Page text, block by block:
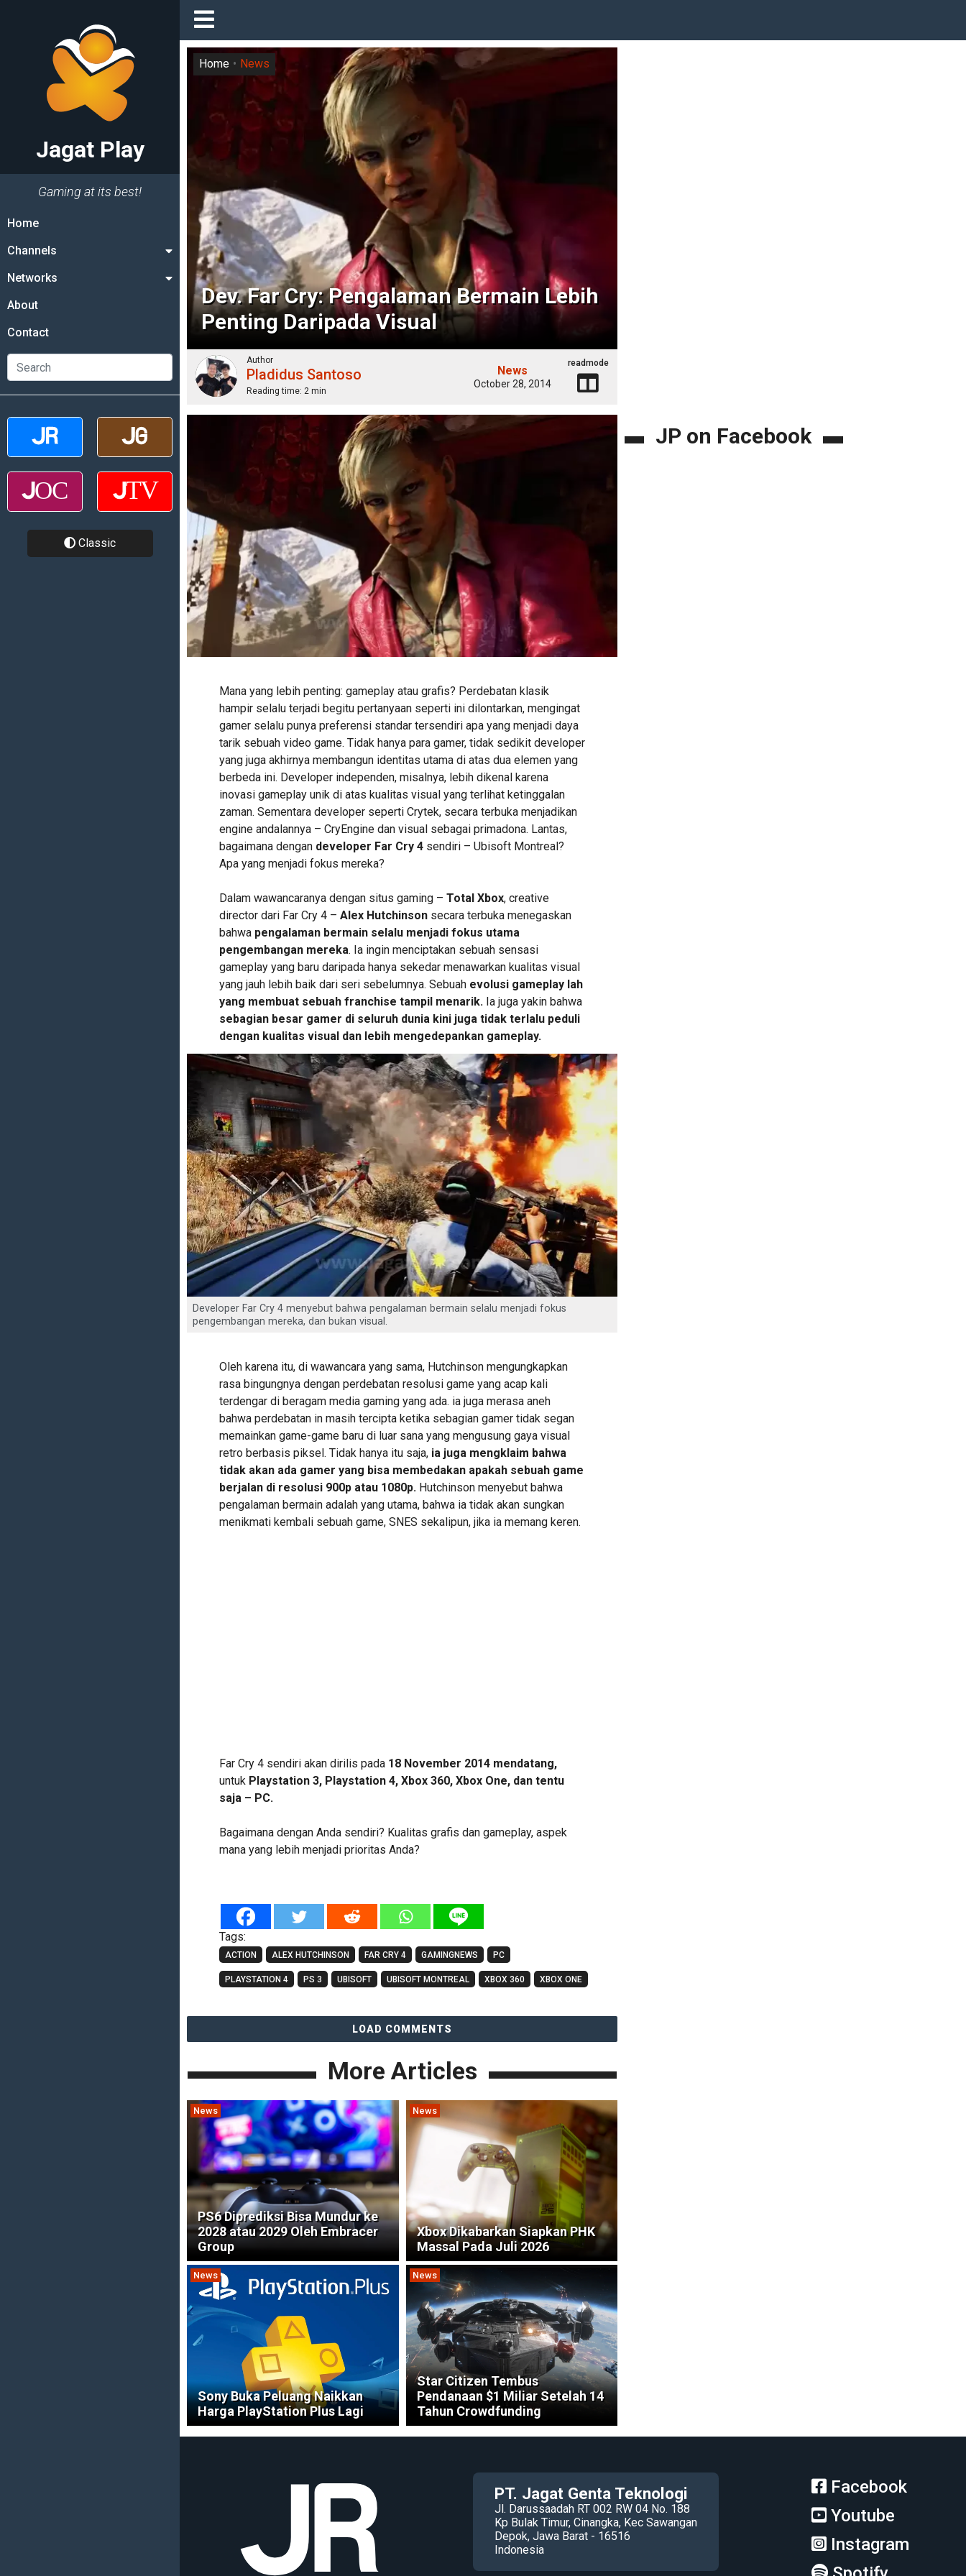
Jagat Play
Gaming at its best!
Home
Channels
Networks
About
Contact
Classic
Dev. Far Cry: Pengalaman Bermain Lebih
Penting Daripada Visual
Home News
Author
Pladidus Santoso
Reading time: 2 min
News
October 28, 2014
readmode
Mana yang lebih penting: gameplay atau grafis? Perdebatan klasik
hampir selalu terjadi begitu pertanyaan seperti ini dilontarkan, mengingat
gamer selalu punya preferensi standar tersendiri apa yang menjadi daya
tarik sebuah video game. Tidak hanya para gamer, tidak sedikit developer
yang juga akhirnya membangun identitas utama di atas dua elemen yang
berbeda ini. Developer independen, misalnya, lebih dikenal karena
inovasi gameplay unik di atas kualitas visual yang terlihat ketinggalan
zaman. Sementara developer seperti Crytek, secara terbuka menjadikan
engine andalannya – CryEngine dan visual sebagai primadona. Lantas,
bagaimana dengandeveloper Far Cry 4sendiri – Ubisoft Montreal?
Apa yang menjadi fokus mereka?
Dalam wawancaranya dengan situs gaming – Total Xbox, creative
director dari Far Cry 4 – Alex Hutchinsonsecara terbuka menegaskan
bahwa pengalaman bermain selalu menjadi fokus utama
pengembangan mereka. Ia ingin menciptakan sebuah sensasi
gameplay yang baru daripada hanya sekedar menawarkan kualitas visual
yang jauh lebih baik dari seri sebelumnya. Sebuah evolusi gameplay lah
yang membuat sebuah franchise tampil menarik.Ia juga yakin bahwa
sebagian besar gamer di seluruh dunia kini juga tidak terlalu peduli
dengan kualitas visual dan lebih mengedepankan gameplay.
Developer Far Cry 4 menyebut bahwa pengalaman bermain selalu menjadi fokus
pengembangan mereka, dan bukan visual.
Oleh karena itu, di wawancara yang sama, Hutchinson mengungkapkan
rasa bingungnya dengan perdebatan resolusi game yang acap kali
terdengar di beragam media gaming yang ada. ia juga merasa aneh
bahwa perdebatan in masih tercipta ketika sebagian gamer tidak segan
memainkan game-game baru di luar sana yang mengusung gaya visual
retro berbasis piksel. Tidak hanya itu saja, ia juga mengklaim bahwa
tidak akan ada gamer yang bisa membedakan apakah sebuah game
berjalan di resolusi 900p atau 1080p.Hutchinson menyebut bahwa
pengalaman bermain adalah yang utama, bahwa ia tidak akan sungkan
menikmati kembali sebuah game, SNES sekalipun, jika ia memang keren.
Far Cry 4 sendiri akan dirilis pada 18 November 2014 mendatang,
untuk Playstation 3, Playstation 4, Xbox 360, Xbox One, dan tentu
saja – PC.
Bagaimana dengan Anda sendiri? Kualitas grafis dan gameplay, aspek
mana yang lebih menjadi prioritas Anda?
Tags:
ACTION ALEX HUTCHINSON FAR CRY 4 GAMINGNEWS PC
PLAYSTATION 4 PS 3 UBISOFT UBISOFT MONTREAL XBOX 360 XBOX ONE
LOAD COMMENTS
More Articles
News
PS6 Diprediksi Bisa Mundur ke
2028 atau 2029 Oleh Embracer
Group
News
Xbox Dikabarkan Siapkan PHK
Massal Pada Juli 2026
News
Sony Buka Peluang Naikkan
Harga PlayStation Plus Lagi
News
Star Citizen Tembus
Pendanaan $1 Miliar Setelah 14
Tahun Crowdfunding
JP on Facebook
PT. Jagat Genta Teknologi
Jl. Darussaadah RT 002 RW 04 No. 188
Kp Bulak Timur, Cinangka, Kec Sawangan
Depok, Jawa Barat - 16516
Indonesia
Facebook
Youtube
Instagram